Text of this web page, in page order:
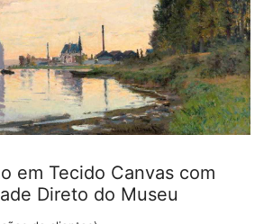
em Tecido Canvas com
Direto do Museu